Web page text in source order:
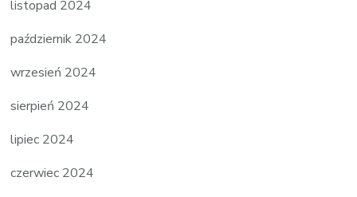
listopad 2024
październik 2024
wrzesień 2024
sierpień 2024
lipiec 2024
czerwiec 2024